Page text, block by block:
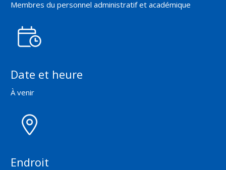
Membres du personnel administratif et académique
Date et heure
À venir
Endroit